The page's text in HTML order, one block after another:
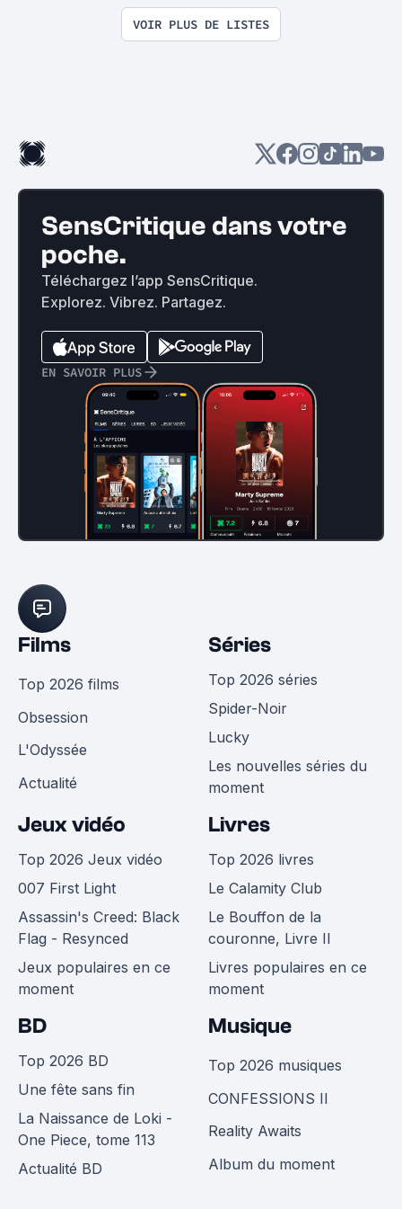
VOIR PLUS DE LISTES
SensCritique dans votre
poche.
Téléchargez l’app SensCritique.
Explorez. Vibrez. Partagez.
EN SAVOIR PLUS
Films
Top 2026 films
Obsession
L'Odyssée
Actualité
Séries
Top 2026 séries
Spider-Noir
Lucky
Les nouvelles séries du
moment
Jeux vidéo
Top 2026 Jeux vidéo
007 First Light
Assassin's Creed: Black
Flag - Resynced
Jeux populaires en ce
moment
Livres
Top 2026 livres
Le Calamity Club
Le Bouffon de la
couronne, Livre II
Livres populaires en ce
moment
BD
Top 2026 BD
Une fête sans fin
La Naissance de Loki -
One Piece, tome 113
Actualité BD
Musique
Top 2026 musiques
CONFESSIONS II
Reality Awaits
Album du moment